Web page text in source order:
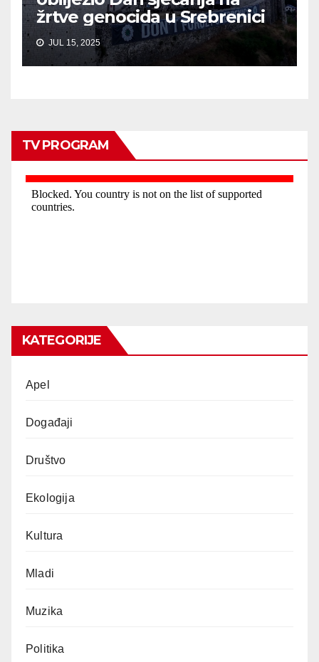
žrtve genocida u Srebrenici
JUL 15, 2025
TV PROGRAM
KATEGORIJE
Apel
Događaji
Društvo
Ekologija
Kultura
Mladi
Muzika
Politika